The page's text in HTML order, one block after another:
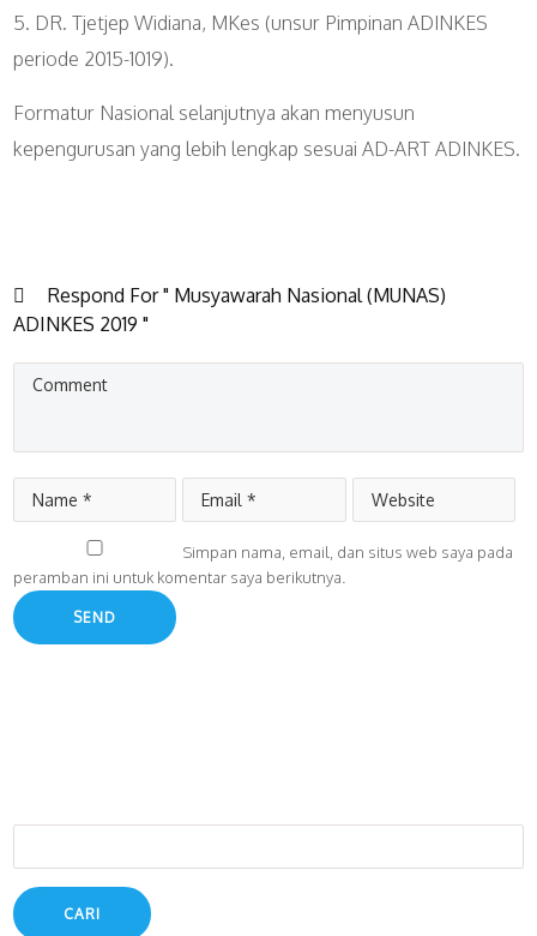
5. DR. Tjetjep Widiana, MKes (unsur Pimpinan ADINKES
periode 2015-1019).
Formatur Nasional selanjutnya akan menyusun
kepengurusan yang lebih lengkap sesuai AD-ART ADINKES.
Respond For " Musyawarah Nasional (MUNAS)
ADINKES 2019 "
Simpan nama, email, dan situs web saya pada
peramban ini untuk komentar saya berikutnya.
untuk: